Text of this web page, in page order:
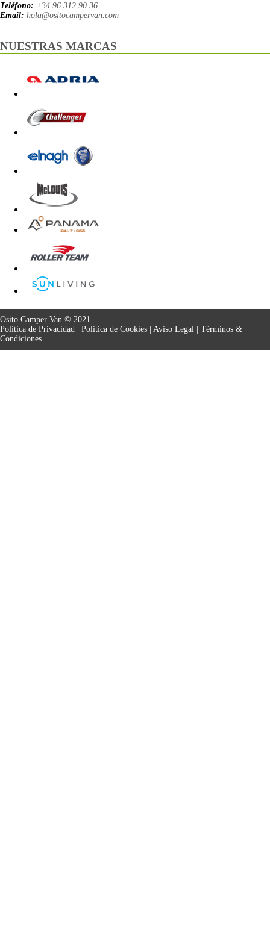
Teléfono: +34 96 312 90 36
Email: hola@ositocampervan.com
NUESTRAS MARCAS
Osito Camper Van © 2021
Política de Privacidad
Politica de Cookies Aviso Legal
Términos &
Condiciones